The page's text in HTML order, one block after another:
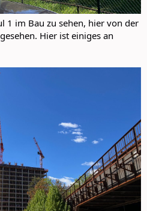
1 im Bau zu sehen, hier von der
Hier ist einiges an